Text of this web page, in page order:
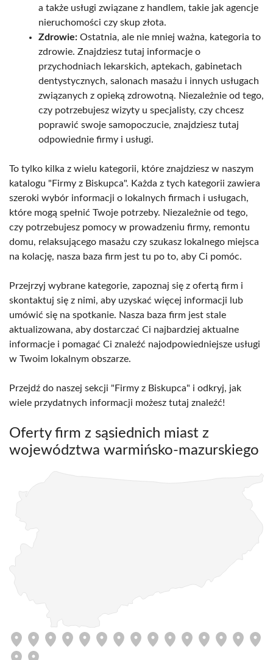
a także usługi związane z handlem, takie jak agencje
nieruchomości czy skup złota.
Zdrowie: Ostatnia, ale nie mniej ważna, kategoria to
zdrowie. Znajdziesz tutaj informacje o
przychodniach lekarskich, aptekach, gabinetach
dentystycznych, salonach masażu i innych usługach
związanych z opieką zdrowotną. Niezależnie od tego,
czy potrzebujesz wizyty u specjalisty, czy chcesz
poprawić swoje samopoczucie, znajdziesz tutaj
odpowiednie firmy i usługi.
To tylko kilka z wielu kategorii, które znajdziesz w naszym
katalogu "Firmy z Biskupca". Każda z tych kategorii zawiera
szeroki wybór informacji o lokalnych firmach i usługach,
które mogą spełnić Twoje potrzeby. Niezależnie od tego,
czy potrzebujesz pomocy w prowadzeniu firmy, remontu
domu, relaksującego masażu czy szukasz lokalnego miejsca
na kolację, nasza baza firm jest tu po to, aby Ci pomóc.
Przejrzyj wybrane kategorie, zapoznaj się z ofertą firm i
skontaktuj się z nimi, aby uzyskać więcej informacji lub
umówić się na spotkanie. Nasza baza firm jest stale
aktualizowana, aby dostarczać Ci najbardziej aktualne
informacje i pomagać Ci znaleźć najodpowiedniejsze usługi
w Twoim lokalnym obszarze.
Przejdź do naszej sekcji "Firmy z Biskupca" i odkryj, jak
wiele przydatnych informacji możesz tutaj znaleźć!
Oferty firm z sąsiednich miast z
województwa warmińsko-mazurskiego